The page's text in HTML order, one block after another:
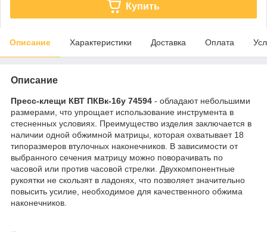
Купить
Описание Характеристики Доставка Оплата
Описание
Пресс-клещи КВТ ПКВк-16у 74594 - обладают небольшими
размерами, что упрощает использование инструмента в
стесненных условиях. Преимущество изделия заключается в
наличии одной обжимной матрицы, которая охватывает 18
типоразмеров втулочных наконечников. В зависимости от
выбранного сечения матрицу можно поворачивать по
часовой или против часовой стрелки. Двухкомпонентные
рукоятки не скользят в ладонях, что позволяет значительно
повысить усилие, необходимое для качественного обжима
наконечников.